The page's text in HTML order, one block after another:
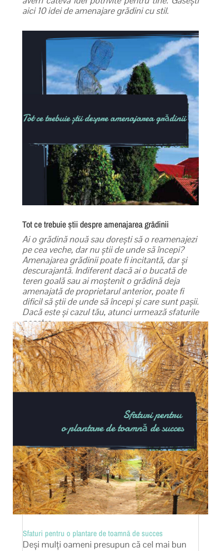
aici 10 idei de amenajare grădini cu stil.
Tot ce trebuie știi despre amenajarea grădinii
Ai o grădină nouă sau dorești să o reamenajezi
pe cea veche, dar nu știi de unde să începi?
Amenajarea grădinii poate fi incitantă, dar și
descurajantă. Indiferent dacă ai o bucată de
teren goală sau ai moștenit o grădină deja
amenajată de proprietarul anterior, poate fi
dificil să știi de unde să începi și care sunt pașii.
Dacă este și cazul tău, atunci urmează sfaturile
noastre.
Sfaturi pentru o plantare de toamnă de succes
Deși mulți oameni presupun că cel mai bun